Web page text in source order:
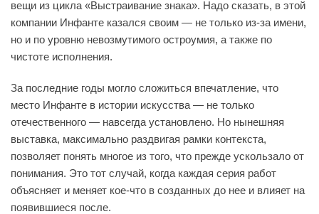
вещи из цикла «Выстраивание знака». Надо сказать, в этой
компании Инфанте казался своим — не только из-за имени,
но и по уровню невозмутимого остроумия, а также по
чистоте исполнения.
За последние годы могло сложиться впечатление, что
место Инфанте в истории искусства — не только
отечественного — навсегда установлено. Но нынешняя
выставка, максимально раздвигая рамки контекста,
позволяет понять многое из того, что прежде ускользало от
понимания. Это тот случай, когда каждая серия работ
объясняет и меняет кое-что в созданных до нее и влияет на
появившиеся после.